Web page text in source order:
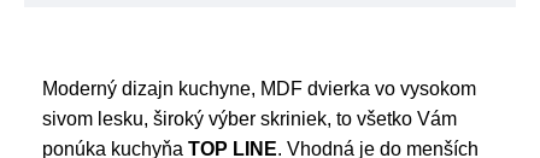
Moderný dizajn kuchyne, MDF dvierka vo vysokom
sivom lesku, široký výber skriniek, to všetko Vám
ponúka kuchyňa TOP LINE. Vhodná je do menších